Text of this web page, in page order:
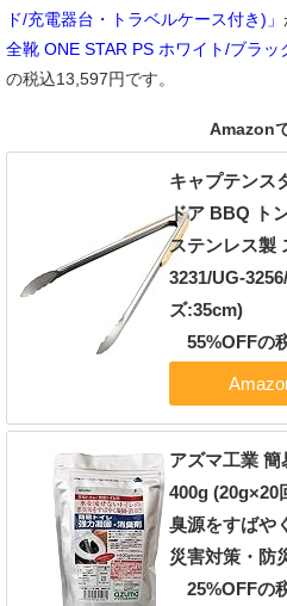
ド/充電器台・トラベルケース付き)」
全靴 ONE STAR PS ホワイト/ブラ
の税込13,597円です。
Amazon
キャプテンス
ドア BBQ ト
ステンレス製
3231/UG-
ズ:35cm)
55%OFFの
アズマ工業
400g (20g×20
臭源をすばや
災害対策・防
25%OFFの